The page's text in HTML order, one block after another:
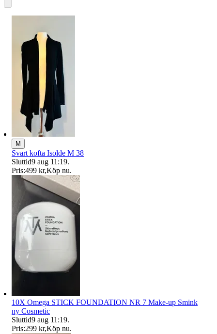
M
Svart kofta Isolde M 38
Sluttid9 aug 11:19.
Pris:499 kr,Köp nu.
10X Omega STICK FOUNDATION NR 7 Make-up Smink
ny Cosmetic
Sluttid9 aug 11:19.
Pris:299 kr,Köp nu.